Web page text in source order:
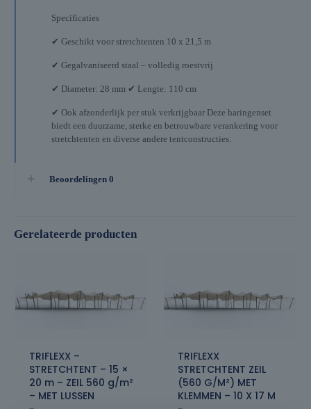
Specificaties
✔ Geschikt voor stretchtenten 10 x 21,5 m
✔ Gegalvaniseerd staal – volledig roestvrij
✔ Diameter: 28 mm ✔ Lengte: 110 cm
✔ Ook afzonderlijk per stuk verkrijgbaar Deze haringenset
biedt een duurzame, sterke en betrouwbare verankering voor
stretchtenten en diverse andere tentconstructies.
Beoordelingen 0
Gerelateerde producten
TRIFLEXX –
STRETCHTENT – 15 ×
20 m – ZEIL 560 g/m²
– MET LUSSEN
TRIFLEXX
STRETCHTENT ZEIL
(560 G/M²) MET
KLEMMEN – 10 X 17 M